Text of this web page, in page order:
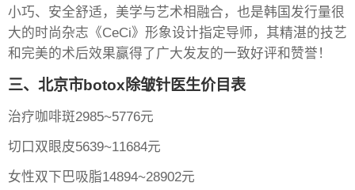
小巧、安全舒适，美学与艺术相融合，也是韩国发行量很
大的时尚杂志《CeCi》形象设计指定导师，其精湛的技艺
和完美的术后效果赢得了广大发友的一致好评和赞誉！
三、北京市botox除皱针医生价目表
治疗咖啡斑2985~5776元
切口双眼皮5639~11684元
女性双下巴吸脂14894~28902元